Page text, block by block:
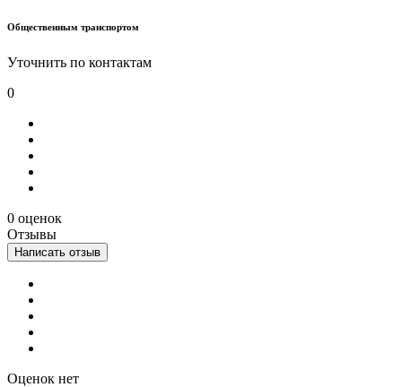
Общественным транспортом
Уточнить по контактам
0
0 оценок
Отзывы
Написать отзыв
Оценок нет